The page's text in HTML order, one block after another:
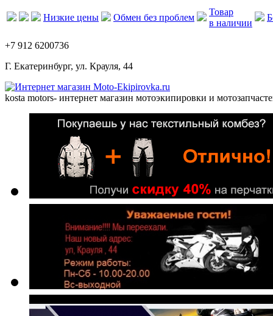
Низкие цены Обмен без проблем
Товар
в наличии
+7 912 6200736
Г. Екатеринбург, ул. Крауля, 44
kosta motors- интернет магазин мотоэкипировки и